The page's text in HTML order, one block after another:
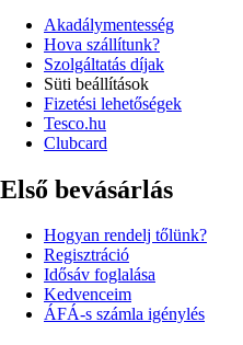
Akadálymentesség
Hova szállítunk?
Szolgáltatás díjak
Süti beállítások
Fizetési lehetőségek
Tesco.hu
Clubcard
Első bevásárlás
Hogyan rendelj tőlünk?
Regisztráció
Idősáv foglalása
Kedvenceim
ÁFÁ-s számla igénylés